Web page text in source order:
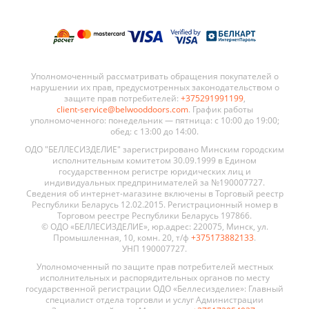
Уполномоченный рассматривать обращения покупателей о
нарушении их прав, предусмотренных законодательством о
защите прав потребителей: +375291991199,
client-service@belwooddoors.com. График работы
уполномоченного: понедельник — пятница: с 10:00 до 19:00;
обед: с 13:00 до 14:00.
ОДО "БЕЛЛЕСИЗДЕЛИЕ" зарегистрировано Минским городским
исполнительным комитетом 30.09.1999 в Едином
государственном регистре юридических лиц и
индивидуальных предпринимателей за №190007727.
Сведения об интернет-магазине включены в Торговый реестр
Республики Беларусь 12.02.2015. Регистрационный номер в
Торговом реестре Республики Беларусь 197866.
© ОДО «БЕЛЛЕСИЗДЕЛИЕ», юр.адрес: 220075, Минск, ул.
Промышленная, 10, комн. 20, т/ф +375173882133.
УНП 190007727.
Уполномоченный по защите прав потребителей местных
исполнительных и распорядительных органов по месту
государственной регистрации ОДО «Беллесизделие»: Главный
специалист отдела торговли и услуг Администрации